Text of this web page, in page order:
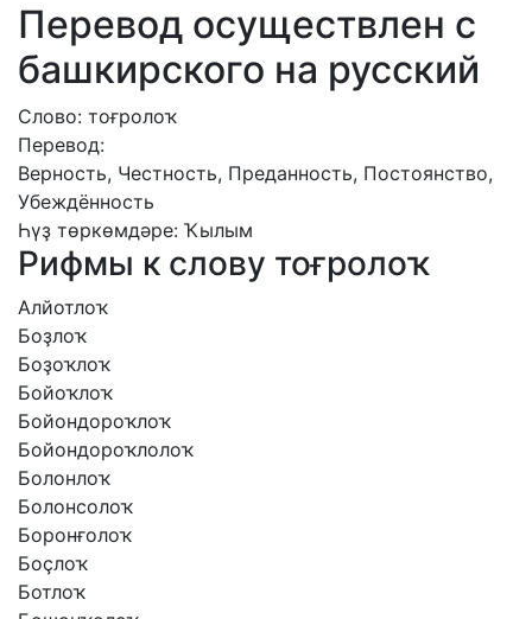
Перевод осуществлен с
башкирского на русский
Слово: тоғролоҡ
Перевод:
Верность, Честность, Преданность, Постоянство,
Убеждённость
Һүҙ төркөмдәре: Ҡылым
Рифмы к слову тоғролоҡ
Алйотлоҡ
Боҙлоҡ
Боҙоҡлоҡ
Бойоҡлоҡ
Бойондороҡлоҡ
Бойондороҡлолоҡ
Болонлоҡ
Болонсолоҡ
Боронғолоҡ
Боҫлоҡ
Ботлоҡ